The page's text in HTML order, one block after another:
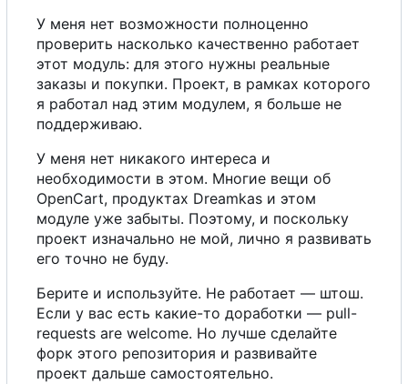
У меня нет возможности полноценно
проверить насколько качественно работает
этот модуль: для этого нужны реальные
заказы и покупки. Проект, в рамках которого
я работал над этим модулем, я больше не
поддерживаю.
У меня нет никакого интереса и
необходимости в этом. Многие вещи об
OpenCart, продуктах Dreamkas и этом
модуле уже забыты. Поэтому, и поскольку
проект изначально не мой, лично я развивать
его точно не буду.
Берите и используйте. Не работает — штош.
Если у вас есть какие-то доработки — pull-
requests are welcome. Но лучше сделайте
форк этого репозитория и развивайте
проект дальше самостоятельно.